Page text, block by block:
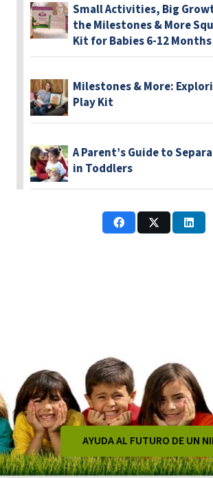
Small Activities, Big
the Milestones & More
Kit for Babies 6-12 Months
Milestones & More:
Play Kit
A Parent’s Guide to
in Toddlers
AYUDA AL FUTURO DE UN